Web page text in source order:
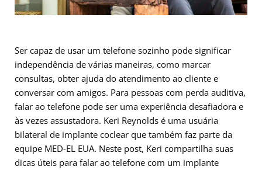
Ser capaz de usar um telefone sozinho pode significar
independência de várias maneiras, como marcar
consultas, obter ajuda do atendimento ao cliente e
conversar com amigos. Para pessoas com perda auditiva,
falar ao telefone pode ser uma experiência desafiadora e
às vezes assustadora. Keri Reynolds é uma usuária
bilateral de implante coclear que também faz parte da
equipe MED-EL EUA. Neste post, Keri compartilha suas
dicas úteis para falar ao telefone com um implante